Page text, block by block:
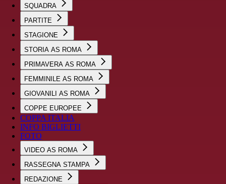
SQUADRA
PARTITE
STAGIONE
STORIA AS ROMA
PRIMAVERA AS ROMA
FEMMINILE AS ROMA
GIOVANILI AS ROMA
COPPE EUROPEE
COPPA ITALIA
INFO BIGLIETTI
FOTO
VIDEO AS ROMA
RASSEGNA STAMPA
REDAZIONE